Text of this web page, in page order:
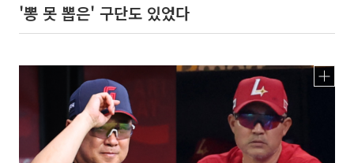
'뽕 못 뽑은' 구단도 있었다